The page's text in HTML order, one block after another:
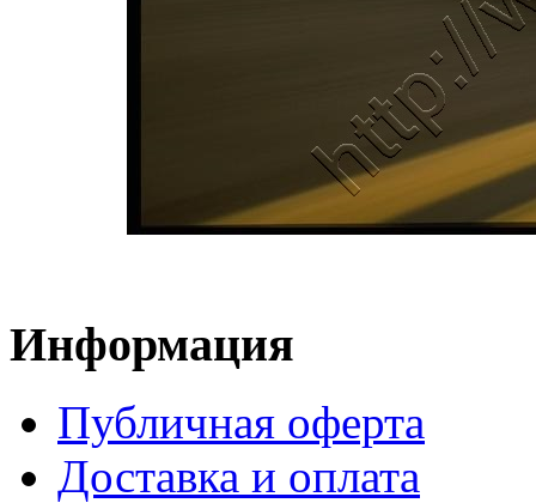
Информация
Публичная оферта
Доставка и оплата